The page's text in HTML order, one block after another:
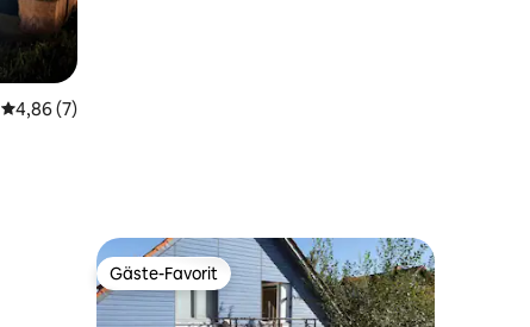
Durchschnittliche Bewertung: 4,86 von 5, 7 Bewertungen
4,86 (7)
Gäste-Favorit
Gäste-Favorit